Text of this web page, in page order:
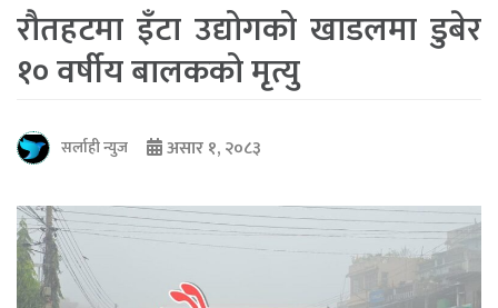
रौतहटमा इँटा उद्योगको खाडलमा डुबेर
१० वर्षीय बालकको मृत्यु
सर्लाही न्युज असार १, २०८३